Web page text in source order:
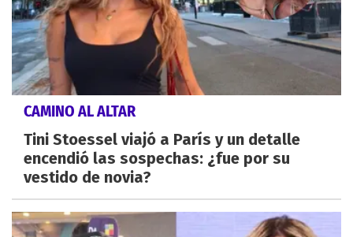
CAMINO AL ALTAR
Tini Stoessel viajó a París y un detalle
encendió las sospechas: ¿fue por su
vestido de novia?